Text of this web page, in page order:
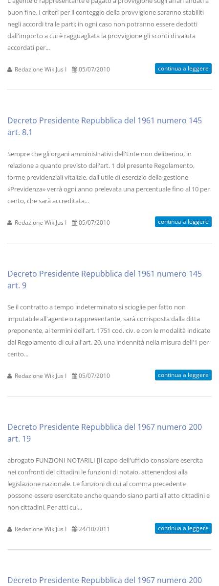
buon fine. I criteri per il conteggio della provvigione saranno stabiliti
negli accordi tra le parti; in ogni caso non potranno essere dedotti
dall'importo a cui è ragguagliata la provvigione gli sconti di valuta
accordati per...
Redazione WikiJus I 05/07/2010 continua a leggere
Decreto Presidente Repubblica del 1961 numero 145
art. 8.1
Sempre che gli organi amministrativi dell'Ente non deliberino, in
relazione a quanto previsto dall'art. 1 del presente Regolamento,
forme previdenziali vitalizie, dall'utile di esercizio della gestione
«Previdenza» verrà ogni anno prelevata una percentuale fino al 10 per
cento, che sarà accreditata...
Redazione WikiJus I 05/07/2010 continua a leggere
Decreto Presidente Repubblica del 1961 numero 145
art. 9
Se il contratto a tempo indeterminato si scioglie per fatto non
imputabile all'agente o rappresentante, sarà corrisposta dalla ditta
preponente, ai termini dell'art. 1751 cod. civ. e con le modalità indicate
dal Regolamento di cui all'art. 20, una indennità nella misura dell'1 per
cento...
Redazione WikiJus I 05/07/2010 continua a leggere
Decreto Presidente Repubblica del 1967 numero 200
art. 19
abrogato FUNZIONI NOTARILI [Il capo dell'ufficio consolare esercita
nei confronti dei cittadini le funzioni di notaio, attenendosi alla
legislazione nazionale. Le funzioni di cui al comma precedente
possono essere esercitate anche quando siano parti all'atto cittadini e
non cittadini. Per atti cui...
Redazione WikiJus I 24/10/2011 continua a leggere
Decreto Presidente Repubblica del 1967 numero 200